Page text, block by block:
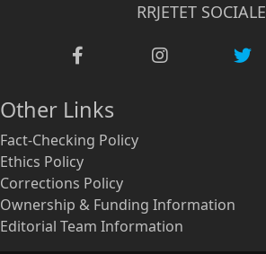
RRJETET SOCIALE
Other Links
Fact-Checking Policy
Ethics Policy
Corrections Policy
Ownership & Funding Information
Editorial Team Information